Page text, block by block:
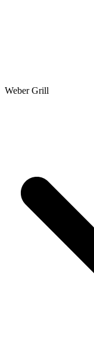
Weber Grill